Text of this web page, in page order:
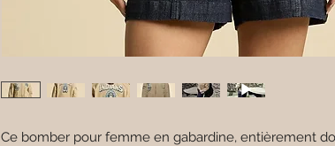
Ce bomber pour femme en gabardine, entièrement